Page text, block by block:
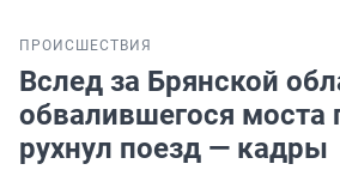
ПРОИСШЕСТВИЯ
Вслед за Брянской
обвалившегося моста
рухнул поезд — кадры